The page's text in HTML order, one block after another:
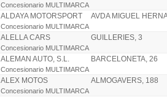
Concesionario MULTIMARCA
ALDAYA MOTORSPORT AVDA MIGUEL
Concesionario MULTIMARCA
ALELLA CARS GUILLERIES, 3
Concesionario MULTIMARCA
ALEMAN AUTO, S.L. BARCELONETA, 26
Concesionario MULTIMARCA
ALEX MOTOS ALMOGAVERS, 188
Concesionario MULTIMARCA